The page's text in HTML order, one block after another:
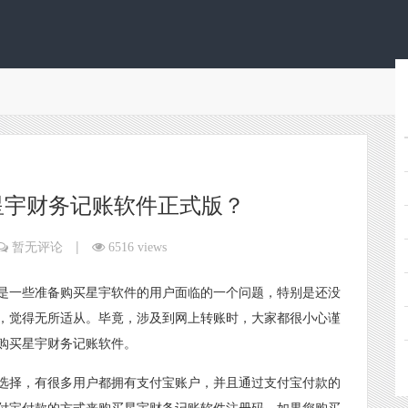
财务记账软件正式版？
暂无评论 | 6516 views
一些准备购买星宇软件的用户面临的一个问题，特别是还没
得无所适从。毕竟，涉及到网上转账时，大家都很小心谨
星宇财务记账软件。
，有很多用户都拥有支付宝账户，并且通过支付宝付款的